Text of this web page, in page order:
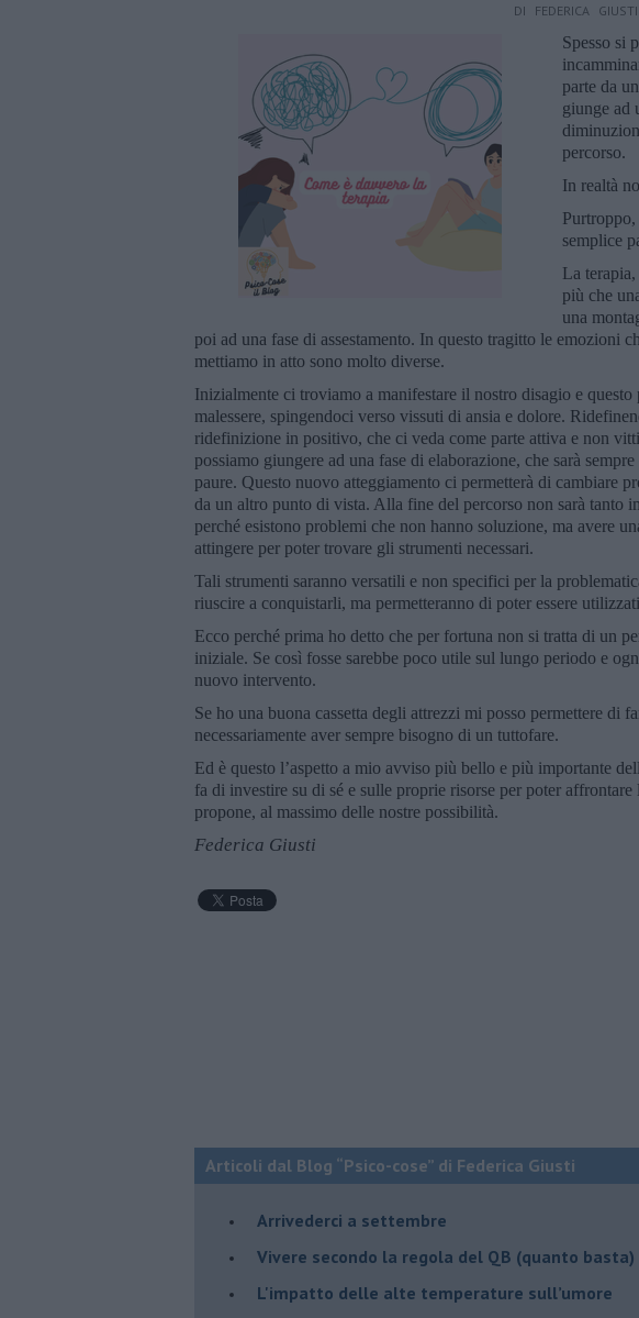
DI FEDERICA
Spesso si
parte da
giunge ad
percorso.
In realtà
semplice
La
più che
una
poi ad una fase di assestamento. In questo tragitto le emozioni
mettiamo in atto sono molto diverse.
Inizialmente ci troviamo a manifestare il nostro disagio e
malessere, spingendoci verso vissuti di ansia e dolore.
ridefinizione in positivo, che ci veda come parte attiva e non
possiamo giungere ad una fase di elaborazione, che sarà
paure. Questo nuovo atteggiamento ci permetterà di cambiare
da un altro punto di vista. Alla fine del percorso non sarà tanto
perché esistono problemi che non hanno soluzione, ma avere
attingere per poter trovare gli strumenti necessari.
Tali strumenti saranno versatili e non specifici per la
riuscire a conquistarli, ma permetteranno di poter essere
Ecco perché prima ho detto che per fortuna non si tratta di un
iniziale. Se così fosse sarebbe poco utile sul lungo periodo e
nuovo intervento.
Se ho una buona cassetta degli attrezzi mi posso permettere di
necessariamente aver sempre bisogno di un tuttofare.
Ed è questo l’aspetto a mio avviso più bello e più importante
fa di investire su di sé e sulle proprie risorse per poter
propone, al massimo delle nostre possibilità.
Federica Giusti
Articoli dal Blog “Psico-cose” di Federica Giusti
​Arrivederci a settembre
​Vivere secondo la regola del QB (quanto basta)
​L'impatto delle alte temperature sull’umore